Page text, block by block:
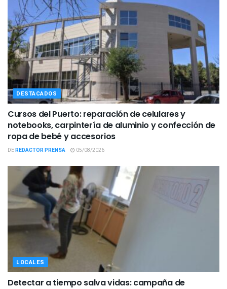
DESTACADOS
Cursos del Puerto: reparación de celulares y
notebooks, carpintería de aluminio y confección de
ropa de bebé y accesorios
DEREDACTOR PRENSA 05/08/2026
LOCALES
Detectar a tiempo salva vidas: campaña de